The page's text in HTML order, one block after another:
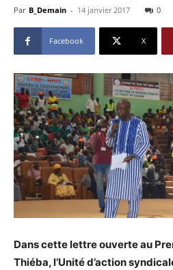
Par B_Demain - 14 janvier 2017 0
Facebook X
Dans cette lettre ouverte au
Thiéba, l’Unité d’action